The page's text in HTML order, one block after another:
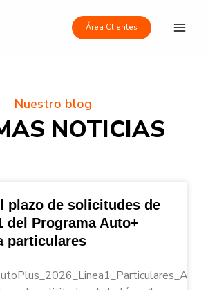
Área Clientes
Nuestro blog
NOTICIAS
plazo de solicitudes de
del Programa Auto+
particulares